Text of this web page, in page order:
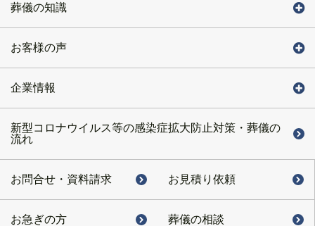
葬儀の知識
お客様の声
企業情報
新型コロナウイルス等の感染症拡大防止対策・葬儀の
流れ
お問合せ・ 資料請求 お見積り依頼
お急ぎの方 葬儀の相談